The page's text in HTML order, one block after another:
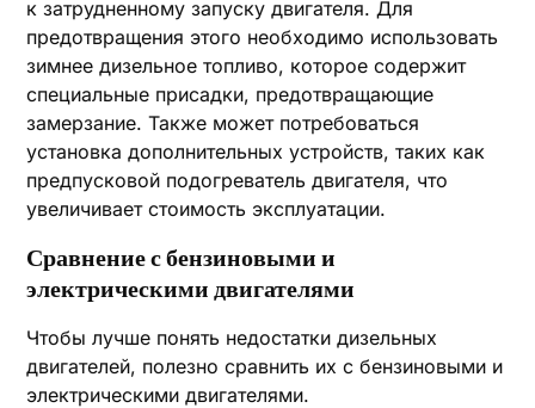
к затрудненному запуску двигателя. Для
предотвращения этого необходимо использовать
зимнее дизельное топливо, которое содержит
специальные присадки, предотвращающие
замерзание. Также может потребоваться
установка дополнительных устройств, таких как
предпусковой подогреватель двигателя, что
увеличивает стоимость эксплуатации.
Сравнение с бензиновыми и
электрическими двигателями
Чтобы лучше понять недостатки дизельных
двигателей, полезно сравнить их с бензиновыми и
электрическими двигателями.